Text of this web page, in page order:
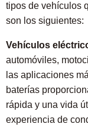
tipos de vehículos
son los siguientes:
Vehículos
automóviles,
las aplicaciones
baterías
rápida y una vida
experiencia de